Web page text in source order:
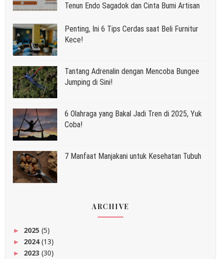
Tenun Endo Sagadok dan Cinta Bumi Artisan
Penting, Ini 6 Tips Cerdas saat Beli Furnitur
Kece!
Tantang Adrenalin dengan Mencoba Bungee
Jumping di Sini!
6 Olahraga yang Bakal Jadi Tren di 2025, Yuk
Coba!
7 Manfaat Manjakani untuk Kesehatan Tubuh
ARCHIVE
► 2025 (5)
► 2024(13)
► 2023 (30)